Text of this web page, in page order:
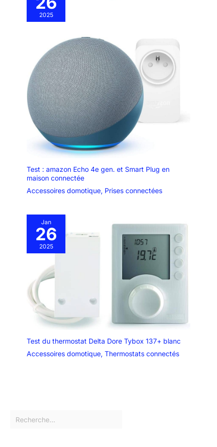
2025
Test : amazon Echo 4e gen. et Smart Plug en
maison connectée
Accessoires domotique, Prises connectées
Jan
26
2025
Test du thermostat Delta Dore Tybox 137+ blanc
Accessoires domotique, Thermostats connectés